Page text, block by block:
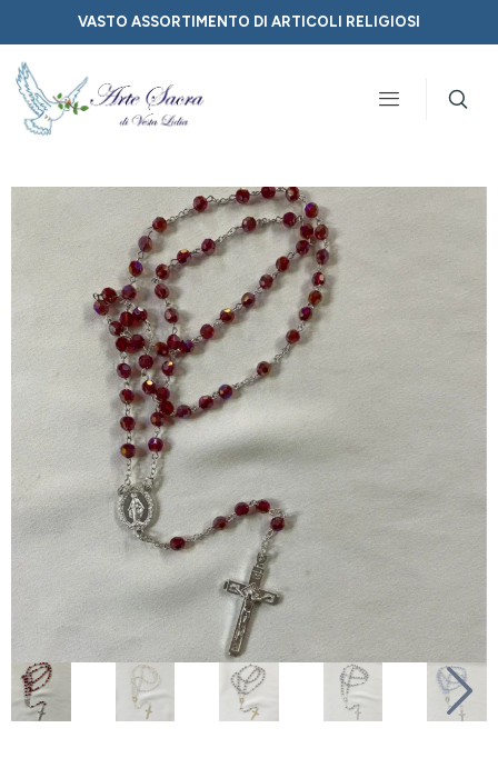
VASTO ASSORTIMENTO DI ARTICOLI RELIGIOSI